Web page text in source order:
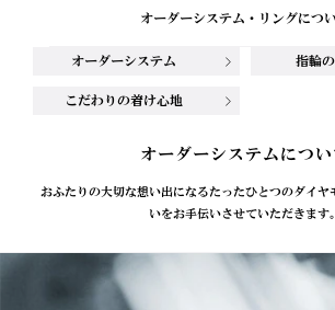
オーダーシステム・リングにつ
オーダーシステム 指輪
こだわりの着け心地
オーダーシステムにつ
おふたりの大切な想い出になるたったひとつのダイヤ
いをお手伝いさせていただきます。